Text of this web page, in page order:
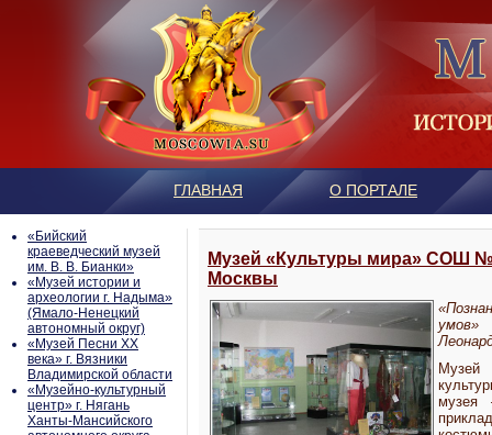
ГЛАВНАЯ О ПОРТАЛЕ
«Бийский
краеведческий музей
им. В. В. Бианки»
«Музей истории и
археологии г. Надыма»
(Ямало-Ненецкий
автономный округ)
«Музей Песни ХХ
века» г. Вязники
Владимирской области
«Музейно-культурный
центр» г. Нягань
Ханты-Мансийского
Музей «Культуры мира» СОШ №
Москвы
умов»
Музей
музея